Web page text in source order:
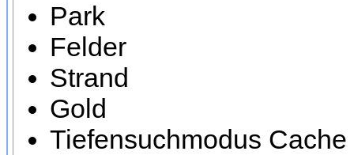
Park
Felder
Strand
Gold
Tiefensuchmodus Cache